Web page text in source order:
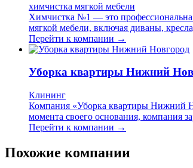
химчистка мягкой мебели
Химчистка №1 — это
мягкой мебели, включая диваны,
Перейти к компании →
Уборка квартиры Нижний
Клининг
Компания «Уборка квартиры Нижний
момента своего основания, компания
Перейти к компании →
Похожие компании